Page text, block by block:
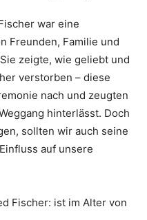
war eine
Freunden, Familie und
zeigte, wie geliebt und
verstorben – diese
nach und zeugten
hinterlässt. Doch
sollten wir auch seine
auf unsere